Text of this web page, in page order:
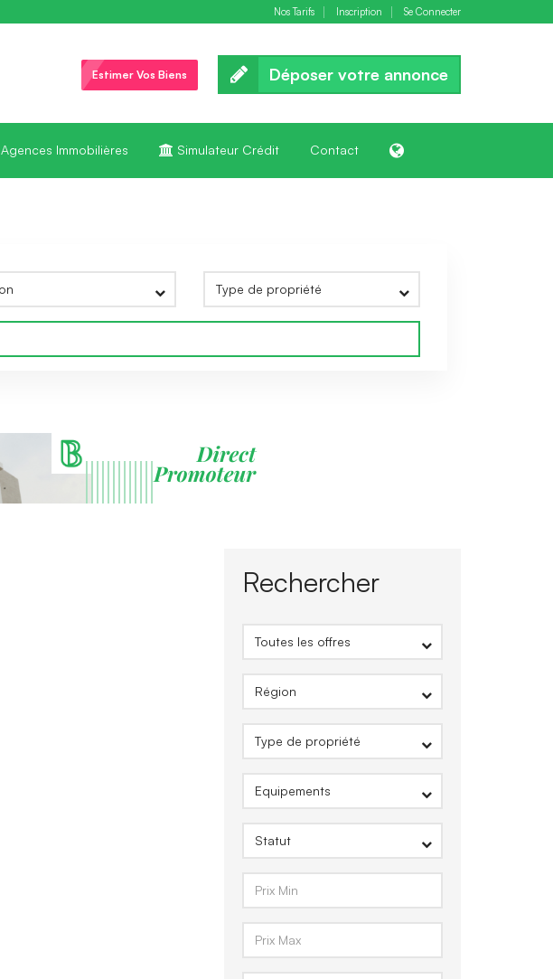
Nos Tarifs Inscription Se Connecter
Estimer Vos Biens Déposer votre annonce
Agences Immobilières Simulateur Crédit Contact
Rechercher